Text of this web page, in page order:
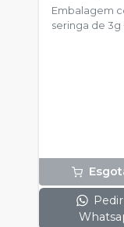
Photo Gel
Embalagem
seringa de 3g